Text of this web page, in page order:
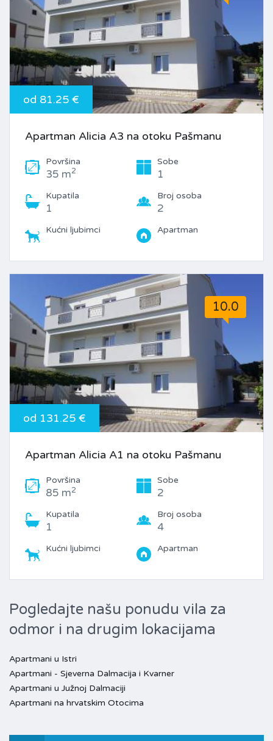
od 81.25 €
Apartman Alicia A3 na otoku Pašmanu
Površina
35 m2
Sobe
1
Kupatila
1
Broj osoba
2
Kućni ljubimci Apartman
10.0
od 131.25 €
Apartman Alicia A1 na otoku Pašmanu
Površina
85 m2
Sobe
2
Kupatila
1
Broj osoba
4
Kućni ljubimci Apartman
Pogledajte našu ponudu vila za
odmor i na drugim lokacijama
Apartmani u Istri
Apartmani - Sjeverna Dalmacija i Kvarner
Apartmani u Južnoj Dalmaciji
Apartmani na hrvatskim Otocima